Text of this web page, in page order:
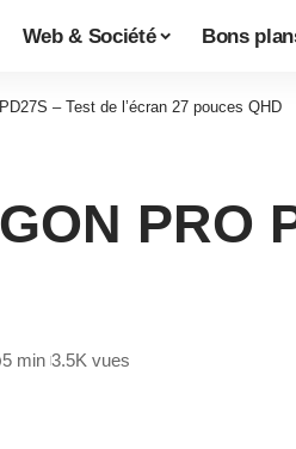
Web & Société Bons
– Test de l’écran 27 pouces QHD
PRO
5 min 3.5K vues